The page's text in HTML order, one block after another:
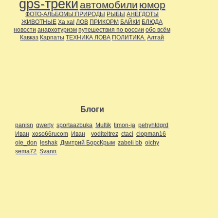
gps-треки автомобили юмор
ФОТО-АЛЬБОМЫ:ПРИРОДЫ РЫБЫ АНЕГДОТЫ
ЖИВОТНЫЕ Ха ха! ЛОВ ПРИКОРМ БАЙКИ БЛЮДА
новости анархотуризм путешествия по россии обо всём
Кавказ Карпаты ТЕХНИКА ЛОВА ПОЛИТИКА. Алтай
Блоги
panisn qwerty sportaazbuka Multik timon-ja pehyhtdgrd
Иван xoso66rucom Иван voditeltrez ctaci clopman16
ole_don leshak Дмитрий БорсКрым zabeii bb olchy
sema72 Svann